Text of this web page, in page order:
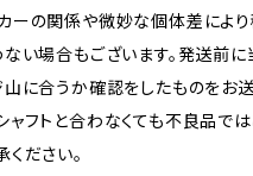
ーの関係や微妙な個体差によ
ない場合もございます。発送前
山に合うか確認をしたものをお
ャフトと合わなくても不良品では
ださい。